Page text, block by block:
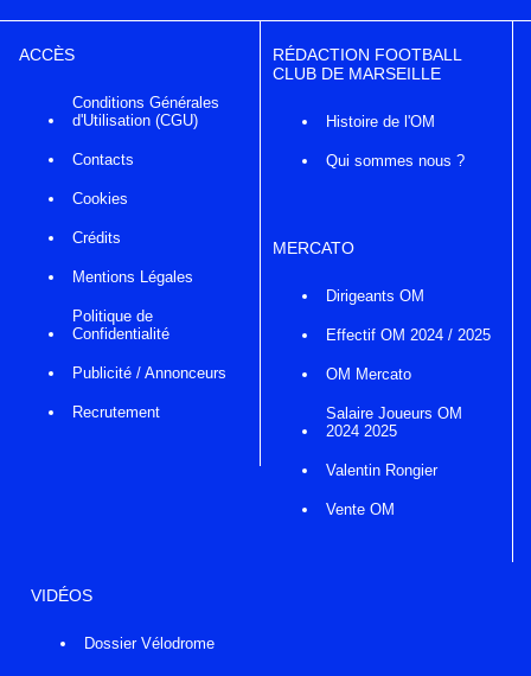
ACCÈS
Conditions Générales
d'Utilisation (CGU)
Contacts
Cookies
Crédits
Mentions Légales
Politique de
Confidentialité
Publicité / Annonceurs
Recrutement
RÉDACTION FOOTBALL
CLUB DE MARSEILLE
Histoire de l'OM
Qui sommes nous ?
MERCATO
Dirigeants OM
Effectif OM 2024 / 2025
OM Mercato
Salaire Joueurs OM
2024 2025
Valentin Rongier
Vente OM
VIDÉOS
Dossier Vélodrome